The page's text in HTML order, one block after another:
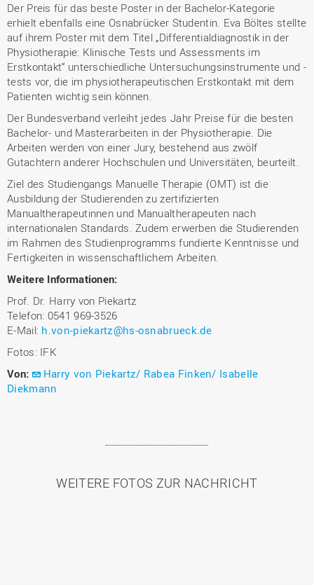
Der Preis für das beste Poster in der Bachelor-Kategorie
erhielt ebenfalls eine Osnabrücker Studentin. Eva Böltes stellte
auf ihrem Poster mit dem Titel „Differentialdiagnostik in der
Physiotherapie: Klinische Tests und Assessments im
Erstkontakt“ unterschiedliche Untersuchungsinstrumente und -
tests vor, die im physiotherapeutischen Erstkontakt mit dem
Patienten wichtig sein können.
Der Bundesverband verleiht jedes Jahr Preise für die besten
Bachelor- und Masterarbeiten in der Physiotherapie. Die
Arbeiten werden von einer Jury, bestehend aus zwölf
Gutachtern anderer Hochschulen und Universitäten, beurteilt.
Ziel des Studiengangs Manuelle Therapie (OMT) ist die
Ausbildung der Studierenden zu zertifizierten
Manualtherapeutinnen und Manualtherapeuten nach
internationalen Standards. Zudem erwerben die Studierenden
im Rahmen des Studienprogramms fundierte Kenntnisse und
Fertigkeiten in wissenschaftlichem Arbeiten.
Weitere Informationen:
Prof. Dr. Harry von Piekartz
Telefon: 0541 969-3526
E-Mail: h.von-piekartz@hs-osnabrueck.de
Fotos: IFK
Von:
Harry von Piekartz/ Rabea Finken/ Isabelle
Diekmann
WEITERE FOTOS ZUR NACHRICHT